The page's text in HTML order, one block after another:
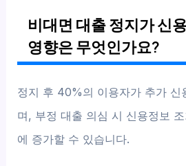
비대면 대출 정지가 신
영향은 무엇인가요?
정지 후 40%의 이용자가 추가 신
며, 부정 대출 의심 시 신용정보
에 증가할 수 있습니다.